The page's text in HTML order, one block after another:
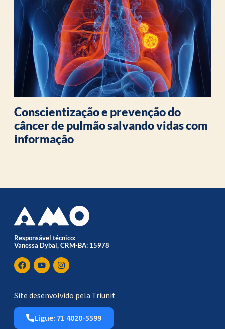
Conscientização e prevenção do
câncer de pulmão salvando vidas com
informação
Responsável técnico:
Vanessa Dybal, CRM-BA: 15978
Site desenvolvido pela Triunit
Ligue: 71 4020-5599